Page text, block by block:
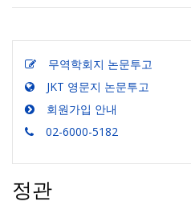
무역학회지 논문투고
JKT 영문지 논문투고
회원가입 안내
02-6000-5182
정관